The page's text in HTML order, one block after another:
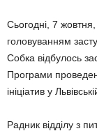
Cьогодні, 7 жовтня,
головуванням
Собка відбулось
Програми
ініціатив у
Радник відділу з